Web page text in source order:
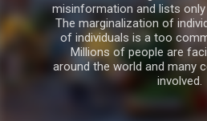
misinformation and lists
The marginalization of
of individuals is a too
Millions of people are
around the world and many
involved.